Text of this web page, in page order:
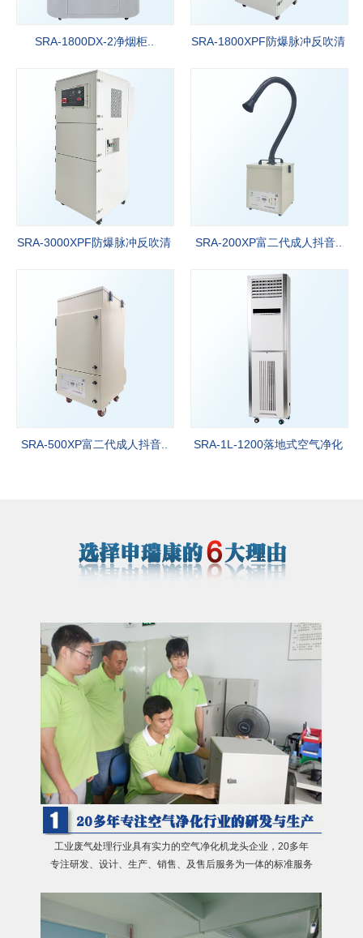
SRA-1800DX-2净烟柜.. SRA-1800XPF防爆脉冲反吹清
SRA-3000XPF防爆脉冲反吹清 SRA-200XP富二代成人抖音..
SRA-500XP富二代成人抖音.. SRA-1L-1200落地式空气净化
工业废气处理行业具有实力的空气净化机龙头企业，20多年
专注研发、设计、生产、销售、及售后服务为一体的标准服务